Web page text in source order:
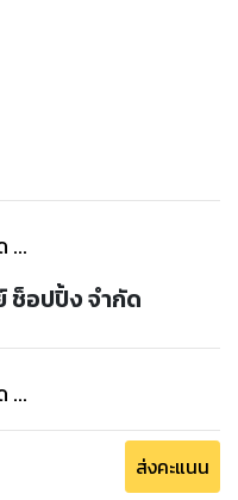
...
ช็อปปิ้ง จำกัด
...
ส่งคะแนน